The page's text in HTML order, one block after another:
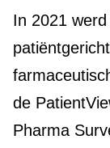
In 2021
de
Pharma